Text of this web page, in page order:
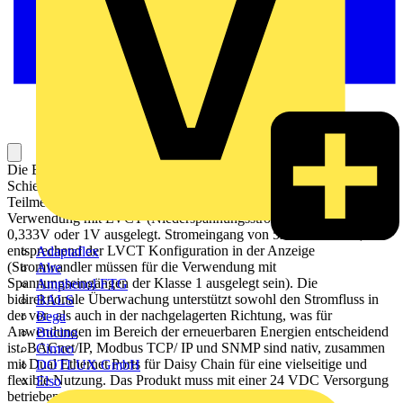
Adaptaflex
Alre
Amphenol FTG
BALS
Bega
Bticino
Cimco
DOTLUX GmbH
Elso
Die EM3570Serie bietet dreiphasige Energiezähler für die DIN-
Schienenmontage, die für eine genaue Kostenzuordnung und
Teilmessung geeignet sind. Die Variante EM3570X ist für die
Verwendung mit LVCT (Niederspannungsstromwandler) mit
0,333V oder 1V ausgelegt. Stromeingang von 5A bis 32000A,
entsprechend der LVCT Konfiguration in der Anzeige
(Stromwandler müssen für die Verwendung mit
Spannungseingängen der Klasse 1 ausgelegt sein). Die
bidirektionale Überwachung unterstützt sowohl den Stromfluss in
der vor- als auch in der nachgelagerten Richtung, was für
Anwendungen im Bereich der erneuerbaren Energien entscheidend
ist. BACnet/IP, Modbus TCP/ IP und SNMP sind nativ, zusammen
mit Dual Ethernet Ports für Daisy Chain für eine vielseitige und
flexible Nutzung. Das Produkt muss mit einer 24 VDC Versorgung
betrieben werden. Zwei digitale Eingänge unterstützen